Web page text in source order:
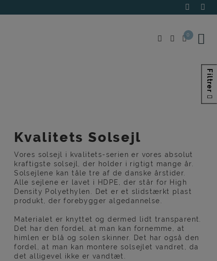
til
0
Kvalitets Solsejl
Vores solsejl i kvalitets-serien er vores absolut
kraftigste solsejl, der holder i rigtigt mange år.
Solsejlene kan tåle tre af de danske årstider.
Alle sejlene er lavet i HDPE, der står for High
Density Polyethylen. Det er et slidstærkt plast
produkt, der forebygger algedannelse.
Materialet er knyttet og dermed lidt transparent.
Det har den fordel, at man kan fornemme, at
himlen er blå og solen skinner. Det har også den
fordel, at man kan montere solsejlet vandret, da
det alligevel ikke er vandtæt.
Filtrer